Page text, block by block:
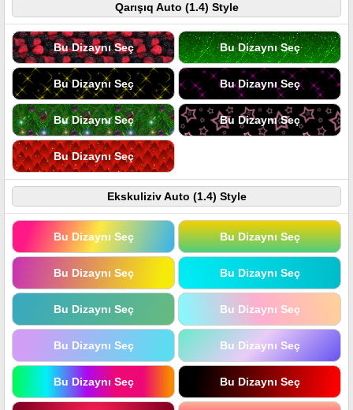
Qarışıq Auto (1.4) Style
Bu Dizaynı Seç Bu Dizaynı Seç
Bu Dizaynı Seç Bu Dizaynı Seç
Bu Dizaynı Seç Bu Dizaynı Seç
Bu Dizaynı Seç
Ekskuliziv Auto (1.4) Style
Bu Dizaynı Seç Bu Dizaynı Seç
Bu Dizaynı Seç Bu Dizaynı Seç
Bu Dizaynı Seç Bu Dizaynı Seç
Bu Dizaynı Seç Bu Dizaynı Seç
Bu Dizaynı Seç Bu Dizaynı Seç